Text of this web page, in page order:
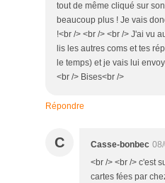
tout de même cliqué sur
beaucoup plus ! Je vais
!<br /> <br /> <br /> J'ai vu
lis les autres coms et tes
le temps) et je vais lui
<br /> Bises<br />
Répondre
C Casse-bonbec
<br /> <br /> c'est
cartes fées par